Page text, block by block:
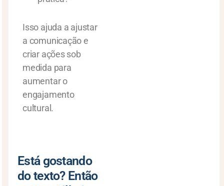
Isso ajuda a ajustar
a comunicação e
criar ações sob
medida para
aumentar o
engajamento
cultural.
Está gostando
do texto? Então